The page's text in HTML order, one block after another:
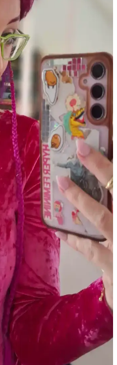
uzaklaşıp doğal ve yumuşak
eyelinerlar, kahverengi tonlar ve
markalar ve teknikler
ve Cilt Sorunları:
nedeniyle çene bölgesinde
cilt lekeleri için elektroloji, lazer
detaylı şekilde ele
Koyu Kırmızı Dışında
Psychic Poem Örneği
kırmızı rujların dışında
pembe tonu, göz makyajını
sunuyor.
İçin Günlük Dudak
Önerileri
mauve ve nude tonlarında
detaylıca inceleniyor. Günlük
rujlar ve glosslar ele alınıyor.
Makyajın Fotoğraflarda
makyaj ürünlerinin yansımalarını
makyajın fotoğraflarda canlı ve
ürün seçimi ve ışıklandırma
Canlı Renk ve